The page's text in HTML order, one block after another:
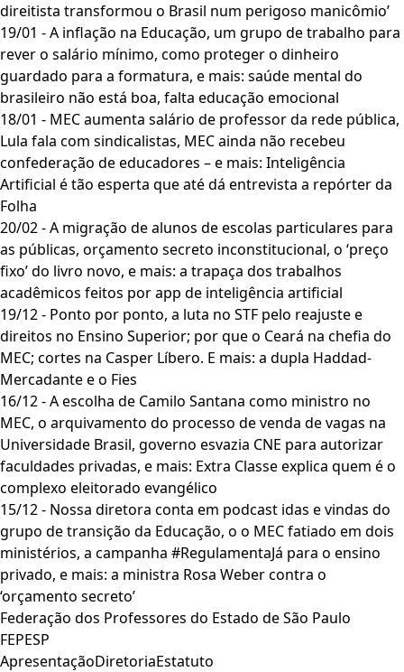
direitista transformou o Brasil num perigoso manicômio’
19/01 - A inflação na Educação, um grupo de trabalho para
rever o salário mínimo, como proteger o dinheiro
guardado para a formatura, e mais: saúde mental do
brasileiro não está boa, falta educação emocional
18/01 - MEC aumenta salário de professor da rede pública,
Lula fala com sindicalistas, MEC ainda não recebeu
confederação de educadores – e mais: Inteligência
Artificial é tão esperta que até dá entrevista a repórter da
Folha
20/02 - A migração de alunos de escolas particulares para
as públicas, orçamento secreto inconstitucional, o ‘preço
fixo’ do livro novo, e mais: a trapaça dos trabalhos
acadêmicos feitos por app de inteligência artificial
19/12 - Ponto por ponto, a luta no STF pelo reajuste e
direitos no Ensino Superior; por que o Ceará na chefia do
MEC; cortes na Casper Líbero. E mais: a dupla Haddad-
Mercadante e o Fies
16/12 - A escolha de Camilo Santana como ministro no
MEC, o arquivamento do processo de venda de vagas na
Universidade Brasil, governo esvazia CNE para autorizar
faculdades privadas, e mais: Extra Classe explica quem é o
complexo eleitorado evangélico
15/12 - Nossa diretora conta em podcast idas e vindas do
grupo de transição da Educação, o o MEC fatiado em dois
ministérios, a campanha #RegulamentaJá para o ensino
privado, e mais: a ministra Rosa Weber contra o
‘orçamento secreto’
Federação dos Professores do Estado de São Paulo
FEPESP
ApresentaçãoDiretoriaEstatuto